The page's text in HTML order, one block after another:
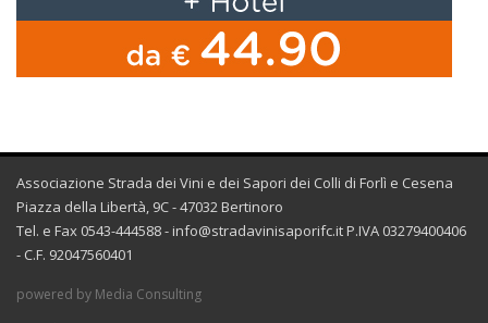
Associazione Strada dei Vini e dei Sapori dei Colli di Forlì e Cesena
Piazza della Libertà, 9C - 47032 Bertinoro
Tel. e Fax 0543-444588 - info@stradavinisaporifc.it P.IVA 03279400406
- C.F. 92047560401
powered by Media Consulting